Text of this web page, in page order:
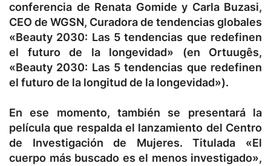
conferencia de Renata Gomide y Carla Buzasi,
CEO de WGSN, Curadora de tendencias globales
«Beauty 2030: Las 5 tendencias que redefinen
el futuro de la longevidad» (en Ortuugês,
«Beauty 2030: Las 5 tendencias que redefinen
el futuro de la longitud de la longevidad»).
En ese momento, también se presentará la
película que respalda el lanzamiento del Centro
de Investigación de Mujeres. Titulada «El
cuerpo más buscado es el menos investigado»,